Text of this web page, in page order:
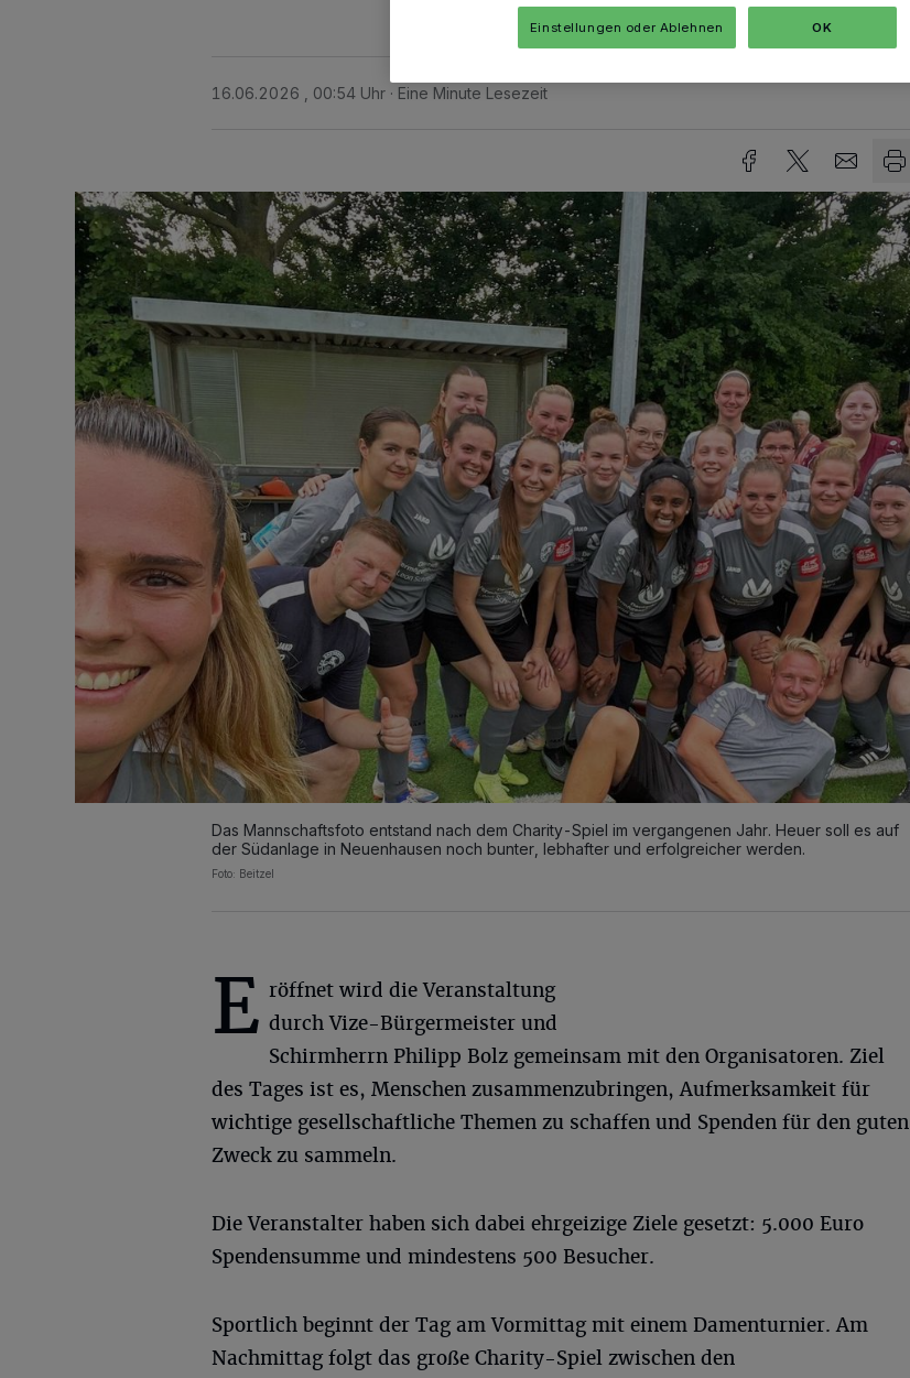
16.06.2026 , 00:54 Uhr Eine Minute Lesezeit
Das Mannschaftsfoto entstand nach dem Charity-Spiel im vergangenen Jahr. Heuer soll es auf
der Südanlage in Neuenhausen noch bunter, lebhafter und erfolgreicher werden.
Foto: Beitzel
E röffnet wird die Veranstaltung
durch Vize-Bürgermeister und
Schirmherrn Philipp Bolz gemeinsam mit den Organisatoren. Ziel
des Tages ist es, Menschen zusammenzubringen, Aufmerksamkeit für
wichtige gesellschaftliche Themen zu schaffen und Spenden für den guten
Zweck zu sammeln.
Die Veranstalter haben sich dabei ehrgeizige Ziele gesetzt: 5.000 Euro
Spendensumme und mindestens 500 Besucher.
Sportlich beginnt der Tag am Vormittag mit einem Damenturnier. Am
Nachmittag folgt das große Charity-Spiel zwischen den
Einstellungen oder Ablehnen OK